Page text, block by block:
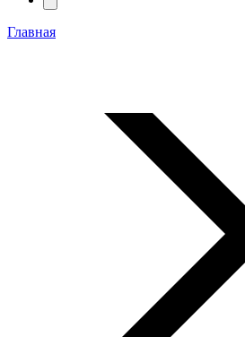
Главная